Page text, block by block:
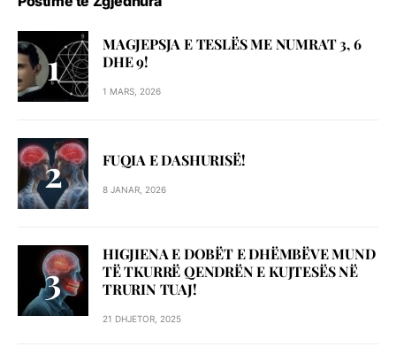
MAGJEPSJA E TESLËS ME NUMRAT 3, 6
DHE 9!
1 MARS, 2026
FUQIA E DASHURISË!
8 JANAR, 2026
HIGJIENA E DOBËT E DHËMBËVE MUND
TË TKURRË QENDRËN E KUJTESËS NË
TRURIN TUAJ!
21 DHJETOR, 2025